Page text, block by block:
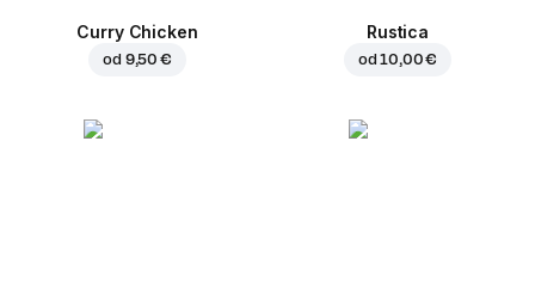
Curry Chicken
od 9,50 €
Rustica
od10,00 €